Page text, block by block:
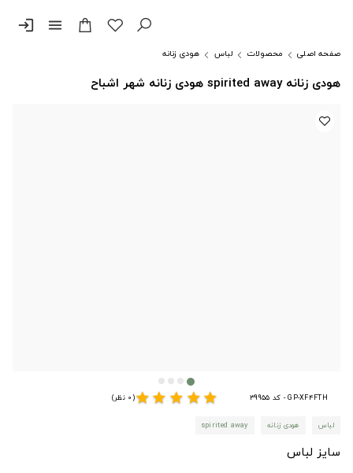
menu
login
صفحه اصلی محصولات لباس هودی زنانه
هودی زنانه spirited away هودی زنانه شهر اشباح
GP-XF4FTH - کد 39955 star
star
star
star
star(0 نظر)
لباس هودی زنانه spirited away
سایز لباس